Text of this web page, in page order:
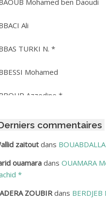
Ali
TURKI N. *
Mohamed
Azzedine *
Amar
Hamid
Mohamed
Lakhdar
commentaires
zaitoutdans
ouamaradans OUAMARA
*
ZOUBIRdans